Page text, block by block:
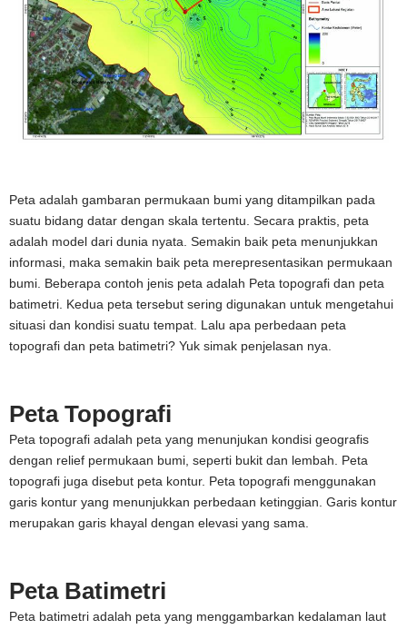
Peta adalah gambaran permukaan bumi yang ditampilkan pada
suatu bidang datar dengan skala tertentu. Secara praktis, peta
adalah model dari dunia nyata. Semakin baik peta menunjukkan
informasi, maka semakin baik peta merepresentasikan permukaan
bumi. Beberapa contoh jenis peta adalah Peta topografi dan peta
batimetri. Kedua peta tersebut sering digunakan untuk mengetahui
situasi dan kondisi suatu tempat. Lalu apa perbedaan peta
topografi dan peta batimetri? Yuk simak penjelasan nya.
Peta Topografi
Peta topografi adalah peta yang menunjukan kondisi geografis
dengan relief permukaan bumi, seperti bukit dan lembah. Peta
topografi juga disebut peta kontur. Peta topografi menggunakan
garis kontur yang menunjukkan perbedaan ketinggian. Garis kontur
merupakan garis khayal dengan elevasi yang sama.
Peta Batimetri
Peta batimetri adalah peta yang menggambarkan kedalaman laut